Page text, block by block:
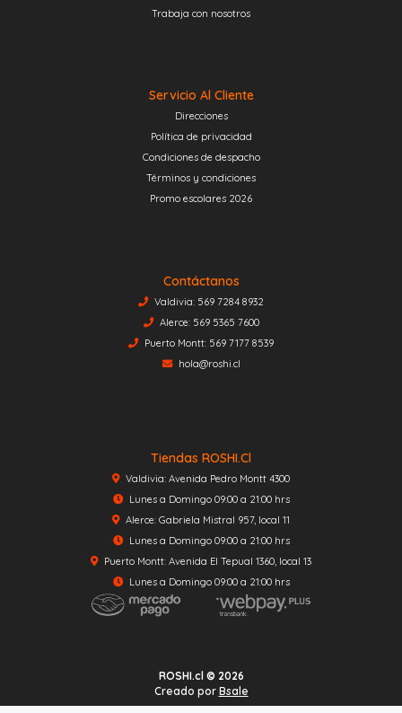
Trabaja con nosotros
Servicio Al Cliente
Direcciones
Política de privacidad
Condiciones de despacho
Términos y condiciones
Promo escolares 2026
Contáctanos
Valdivia: 569 7284 8932
Alerce: 569 5365 7600
Puerto Montt: 569 7177 8539
hola@roshi.cl
Tiendas ROSHI.cl
Valdivia: Avenida Pedro Montt 4300
Lunes a Domingo 09:00 a 21:00 hrs
Alerce: Gabriela Mistral 957, local 11
Lunes a Domingo 09:00 a 21:00 hrs
Puerto Montt: Avenida El Tepual 1360, local 13
Lunes a Domingo 09:00 a 21:00 hrs
ROSHI.cl © 2026
Creado por Bsale